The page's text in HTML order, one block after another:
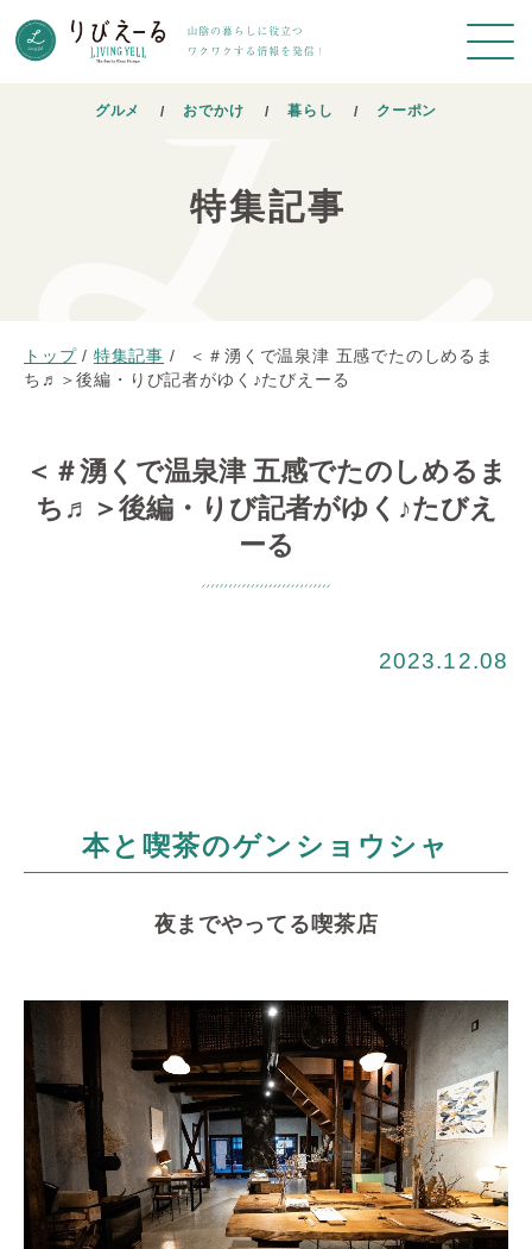
グルメ おでかけ 暮らし クーポン
特集記事
トップ / 特集記事 /
＜＃湧くで温泉津 五感でたのしめるま
ち♬＞後編・りび記者がゆく♪たびえーる
＜＃湧くで温泉津 五感でたのしめるま
ち♬＞後編・りび記者がゆく♪たびえ
ーる
2023.12.08
本と喫茶のゲンショウシャ
夜までやってる喫茶店